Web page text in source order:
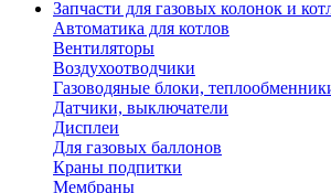
Запчасти для газовых колонок и
Автоматика для котлов
Вентиляторы
Воздухоотводчики
Газоводяные блоки,
Датчики, выключатели
Дисплеи
Для газовых баллонов
Краны подпитки
Мембраны